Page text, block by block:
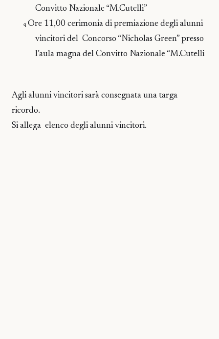
Convitto Nazionale “M.Cutelli”
q Ore 11,00 cerimonia di premiazione degli alunni
vincitori del Concorso “Nicholas Green” presso
l’aula magna del Convitto Nazionale “M.Cutelli
Agli alunni vincitori sarà consegnata una targa
ricordo.
Si allega elenco degli alunni vincitori.